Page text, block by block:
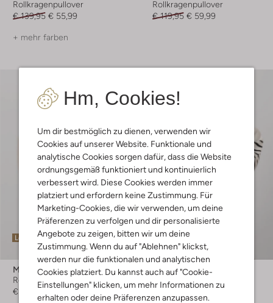
Hm, Cookies!
Um dir bestmöglich zu dienen, verwenden wir
Cookies auf unserer Website. Funktionale und
analytische Cookies sorgen dafür, dass die Website
ordnungsgemäß funktioniert und kontinuierlich
verbessert wird. Diese Cookies werden immer
platziert und erfordern keine Zustimmung. Für
Marketing-Cookies, die wir verwenden, um deine
Präferenzen zu verfolgen und dir personalisierte
Angebote zu zeigen, bitten wir um deine
Zustimmung. Wenn du auf "Ablehnen" klickst,
werden nur die funktionalen und analytischen
Cookies platziert. Du kannst auch auf "Cookie-
Einstellungen" klicken, um mehr Informationen zu
erhalten oder deine Präferenzen anzupassen.
Rollkragenpullover
€ 139,95 € 55,99
+ mehr farben
Rollkragenpullover
€ 119,95 € 59,99
Letzter Artikel
Moscow
Rollkragenpullover
€ 69,95
Letzter Artikel
-50%
Co'couture
Rollkragenpullover
€ 139,95
€ 69,99